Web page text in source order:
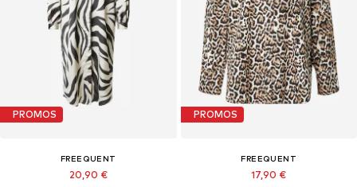
PROMOS
FREEQUENT
20,90 €
PROMOS
FREEQUENT
17,90 €